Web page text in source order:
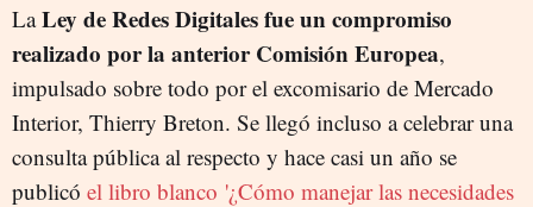
LaLey de Redes Digitales fue un compromiso
realizado por la anterior Comisión Europea,
impulsado sobre todo por el excomisario de Mercado
Interior, Thierry Breton. Se llegó incluso a celebrar una
consulta pública al respecto y hace casi un año se
publicó el libro blanco '¿Cómo manejar las necesidades